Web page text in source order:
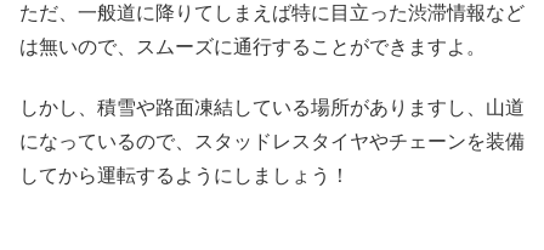
ただ、一般道に降りてしまえば特に目立った渋滞情報など
は無いので、スムーズに通行することができますよ。
しかし、積雪や路面凍結している場所がありますし、山道
になっているので、スタッドレスタイヤやチェーンを装備
してから運転するようにしましょう！